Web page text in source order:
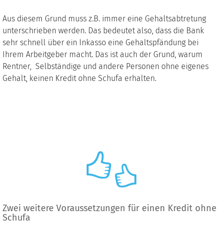
Aus diesem Grund muss z.B. immer eine Gehaltsabtretung
unterschrieben werden. Das bedeutet also, dass die Bank
sehr schnell über ein Inkasso eine Gehaltspfändung bei
Ihrem Arbeitgeber macht. Das ist auch der Grund, warum
Rentner, Selbständige und andere Personen ohne eigenes
Gehalt, keinen Kredit ohne Schufa erhalten.
Zwei weitere Voraussetzungen für einen Kredit ohne
Schufa